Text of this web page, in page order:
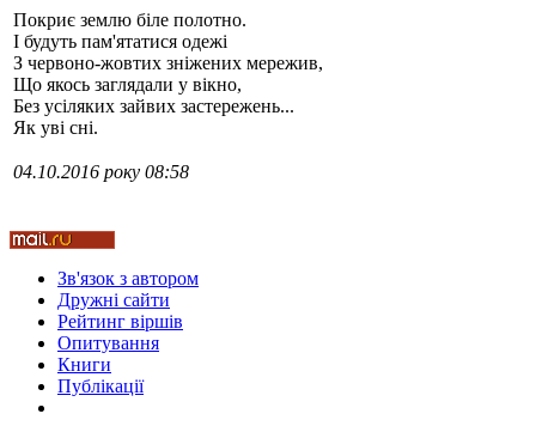
Стамбул 2010
Покриє землю біле полотно.
І будуть пам'ятатися одежі
З червоно-жовтих зніжених мережив,
Що якось заглядали у вікно,
Без усіляких зайвих застережень...
Як уві сні.
04.10.2016 року 08:58
Зв'язок з автором
Дружні cайти
Рейтинг віршів
Опитування
Книги
Публікації